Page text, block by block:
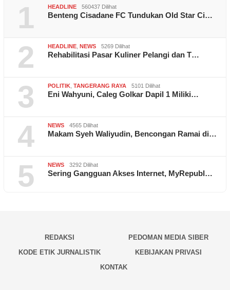
1 HEADLINE 560437 Dilihat
Benteng Cisadane FC Tundukan Old Star Ci…
2 HEADLINE NEWS 5269 Dilihat
Rehabilitasi Pasar Kuliner Pelangi dan T…
3 POLITIK TANGERANG RAYA 5101 Dilihat
Eni Wahyuni, Caleg Golkar Dapil 1 Miliki…
4 NEWS 4565 Dilihat
Makam Syeh Waliyudin, Bencongan Ramai di…
5 NEWS 3292 Dilihat
Sering Gangguan Akses Internet, MyRepubl…
REDAKSI
PEDOMAN MEDIA SIBER
KODE ETIK JURNALISTIK
KEBIJAKAN PRIVASI
KONTAK